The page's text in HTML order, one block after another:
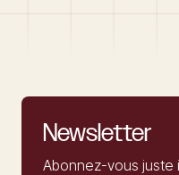
Newsletter
Abonnez-vous juste